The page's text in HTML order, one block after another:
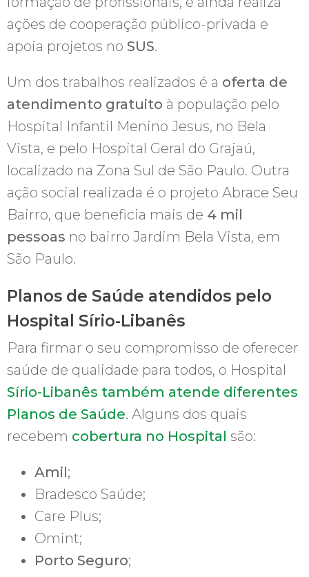
ações de cooperação público-privada e
apoia projetos no SUS.
Um dos trabalhos realizados é a oferta de
atendimento gratuito à população pelo
Hospital Infantil Menino Jesus, no Bela
Vista, e pelo Hospital Geral do Grajaú,
localizado na Zona Sul de São Paulo. Outra
ação social realizada é o projeto Abrace Seu
Bairro, que beneficia mais de 4 mil
pessoas no bairro Jardim Bela Vista, em
São Paulo.
Planos de Saúde atendidos pelo
Hospital Sírio-Libanês
Para firmar o seu compromisso de oferecer
saúde de qualidade para todos, o Hospital
Sírio-Libanês também atende diferentes
Planos de Saúde. Alguns dos quais
recebem cobertura no Hospital são:
Amil;
Bradesco Saúde;
Care Plus;
Omint;
Porto Seguro;